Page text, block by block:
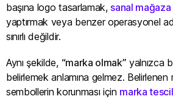
başına logo tasarlamak, sanal
yaptırmak veya benzer operasyonel
sınırlı değildir.
Aynı şekilde, “marka olmak” yalnızca
belirlemek anlamına gelmez.
sembollerin korunması için marka